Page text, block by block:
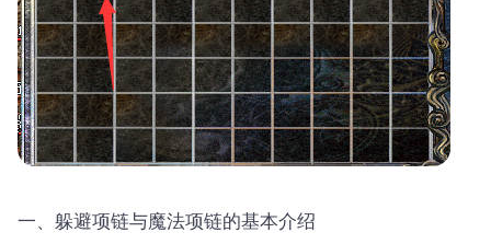
一、躲避项链与魔法项链的基本介绍